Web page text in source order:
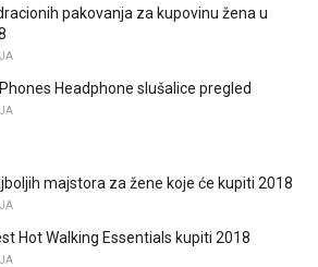
pakovanja za kupovinu žena u
Headphone slušalice pregled
majstora za žene koje će kupiti 2018
Hot Walking Essentials kupiti 2018